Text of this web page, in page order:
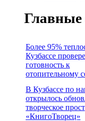
Главные
Более 95%
Кузбассе
готовность к
отопительному
В Кузбассе по
открылось
творческое
«КнигоТворец»